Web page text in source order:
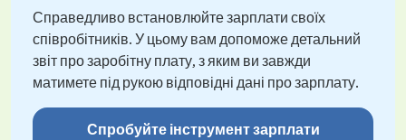
Справедливо встановлюйте зарплати своїх
співробітників. У цьому вам допоможе детальний
звіт про заробітну плату, з яким ви завжди
матимете під рукою відповідні дані про зарплату.
Спробуйте інструмент зарплати